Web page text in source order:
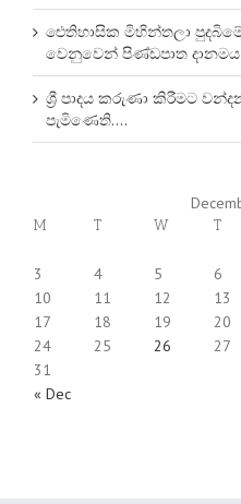
ඓතිහාසික මිහින්තලා පුදබිමේ
වෙනුවෙන් පිණ්ඩපාත
ශ්‍රී පාදය කරුණා කිරීමට
පැමිණෙති….
M T W T
« Dec
3
4 5 6
10
11 12 13
17
18 19 20
24
25 26 27
31